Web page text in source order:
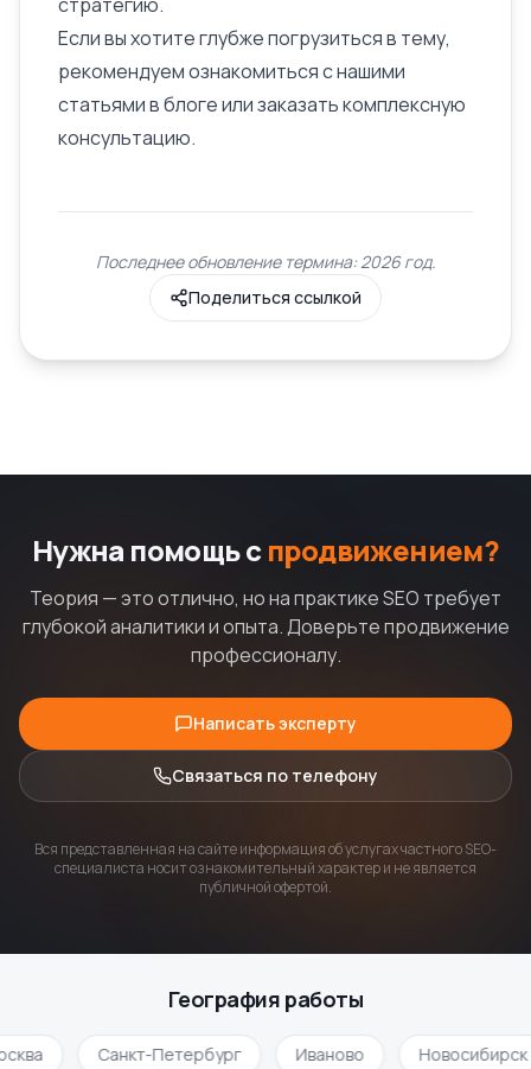
Если вы хотите глубже погрузиться в тему,
рекомендуем ознакомиться с нашими
статьями в блоге или заказать комплексную
консультацию.
Последнее обновление термина: 2026 год.
Поделиться ссылкой
Нужна помощь с продвижением?
Теория — это отлично, но на практике SEO требует
глубокой аналитики и опыта. Доверьте продвижение
профессионалу.
Написать эксперту
Связаться по телефону
Вся представленная на сайте информация об услугах частного SEO-
специалиста носит ознакомительный характер и не является
публичной офертой.
География работы
Санкт-Петербург Иваново Новосибирск